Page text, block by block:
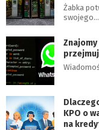
Żabka
swojego…
KPO o
na